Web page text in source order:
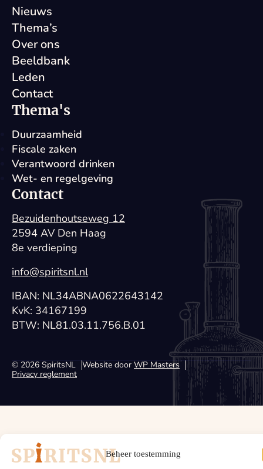
Beheer toestemming
Nieuws
Thema’s
Over ons
Beeldbank
Leden
Contact
Thema's
Duurzaamheid
Fiscale zaken
Verantwoord drinken
Wet- en regelgeving
Contact
Bezuidenhoutseweg 12
2594 AV Den Haag
8e verdieping
info@spiritsnl.nl
IBAN: NL34ABNA0622643142
KvK: 34167199
BTW: NL81.03.11.756.B.01
© 2026 SpiritsNL Website door WP Masters
Privacy reglement